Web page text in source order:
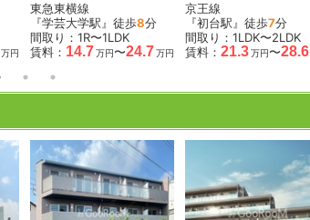
万円
東急東横線
『学芸大学駅』徒歩8分
間取り：1R〜1LDK
賃料： 14.7万円〜24.7万円
京王線
『初台駅』徒歩7分
間取り：1LDK〜2LDK
賃料： 21.3万円〜28.6